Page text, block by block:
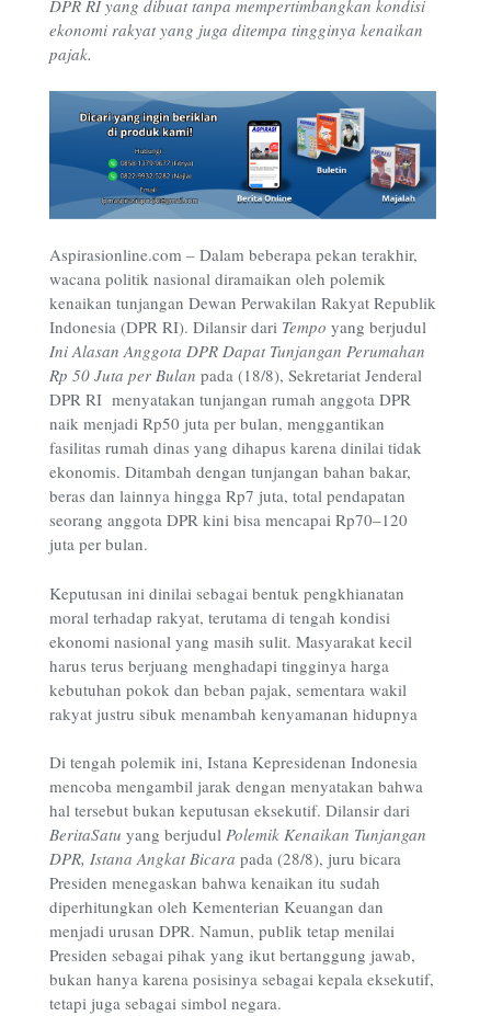
DPR RI yang dibuat tanpa mempertimbangkan kondisi
ekonomi rakyat yang juga ditempa tingginya kenaikan
pajak.
Aspirasionline.com – Dalam beberapa pekan terakhir,
wacana politik nasional diramaikan oleh polemik
kenaikan tunjangan Dewan Perwakilan Rakyat Republik
Indonesia (DPR RI). Dilansir dari Tempo yang berjudul
Ini Alasan Anggota DPR Dapat Tunjangan Perumahan
Rp 50 Juta per Bulan pada (18/8), Sekretariat Jenderal
DPR RI menyatakan tunjangan rumah anggota DPR
naik menjadi Rp50 juta per bulan, menggantikan
fasilitas rumah dinas yang dihapus karena dinilai tidak
ekonomis. Ditambah dengan tunjangan bahan bakar,
beras dan lainnya hingga Rp7 juta, total pendapatan
seorang anggota DPR kini bisa mencapai Rp70–120
juta per bulan.
Keputusan ini dinilai sebagai bentuk pengkhianatan
moral terhadap rakyat, terutama di tengah kondisi
ekonomi nasional yang masih sulit. Masyarakat kecil
harus terus berjuang menghadapi tingginya harga
kebutuhan pokok dan beban pajak, sementara wakil
rakyat justru sibuk menambah kenyamanan hidupnya
Di tengah polemik ini, Istana Kepresidenan Indonesia
mencoba mengambil jarak dengan menyatakan bahwa
hal tersebut bukan keputusan eksekutif. Dilansir dari
BeritaSatu yang berjudul Polemik Kenaikan Tunjangan
DPR, Istana Angkat Bicara pada (28/8), juru bicara
Presiden menegaskan bahwa kenaikan itu sudah
diperhitungkan oleh Kementerian Keuangan dan
menjadi urusan DPR. Namun, publik tetap menilai
Presiden sebagai pihak yang ikut bertanggung jawab,
bukan hanya karena posisinya sebagai kepala eksekutif,
tetapi juga sebagai simbol negara.